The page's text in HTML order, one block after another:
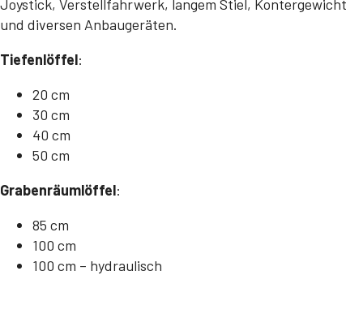
Joystick, Verstellfahrwerk, langem Stiel, Kontergewicht
und diversen Anbaugeräten.
Tiefenlöffel:
20 cm
30 cm
40 cm
50 cm
Grabenräumlöffel:
85 cm
100 cm
100 cm – hydraulisch